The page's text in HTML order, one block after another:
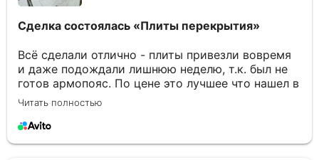
Сделка состоялась «Плиты перекрытия»
Всё сделали отлично - плиты привезли вовремя
и даже подождали лишнюю неделю, т.к. был не
готов армопояс. По цене это лучшее что нашел в
Брянске. Отдельное спасибо Юлии за
доставки.
Читать полностью